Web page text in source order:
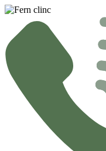
Skip
content